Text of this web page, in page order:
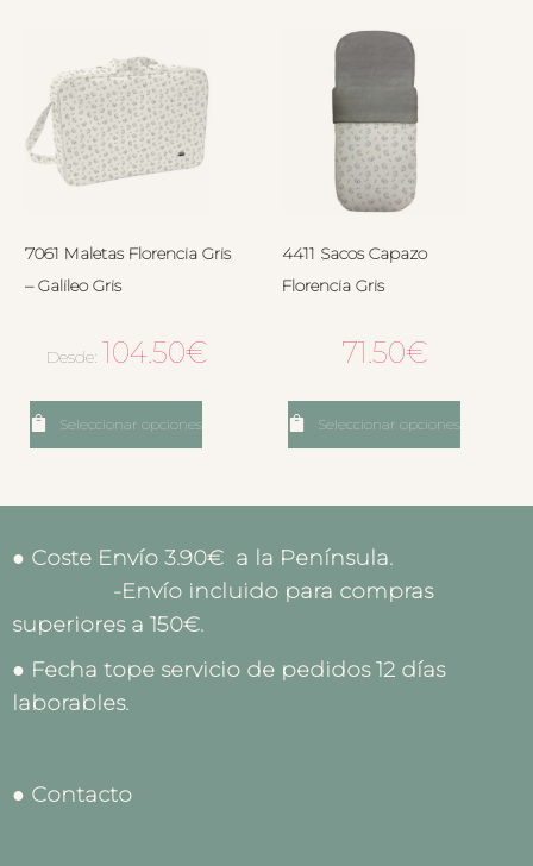
7061 Maletas Florencia Gris
– Galileo Gris
Desde: 104.50€
Seleccionar opciones
4411 Sacos Capazo
Florencia Gris
71.50€
Seleccionar opciones
● Coste Envío 3.90€ a la Península.
-Envío incluido para compras
superiores a 150€.
● Fecha tope servicio de pedidos 12 días
laborables.
● Contacto